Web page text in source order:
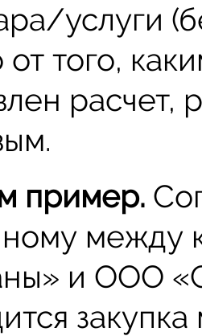
услуги
от того,
расчет,
пример.
и ООО